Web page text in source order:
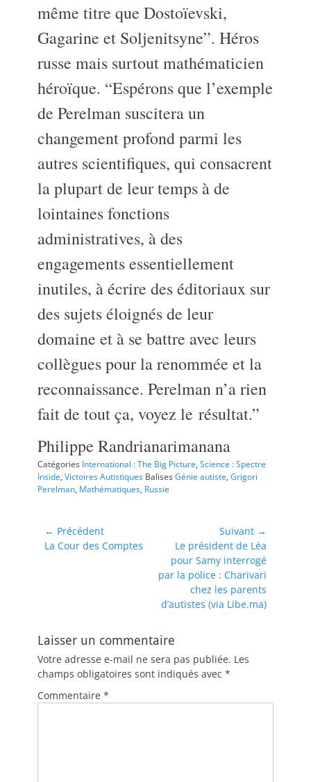
même titre que Dostoïevski,
Gagarine et Soljenitsyne”. Héros
russe mais surtout mathématicien
héroïque. “Espérons que l’exemple
de Perelman suscitera un
changement profond parmi les
autres scientifiques, qui consacrent
la plupart de leur temps à de
lointaines fonctions
administratives, à des
engagements essentiellement
inutiles, à écrire des éditoriaux sur
des sujets éloignés de leur
domaine et à se battre avec leurs
collègues pour la renommée et la
reconnaissance. Perelman n’a rien
fait de tout ça, voyez le résultat.”
Philippe Randrianarimanana
Catégories International : The Big Picture, Science : Spectre
Inside, Victoires Autistiques BalisesGénie autiste, Grigori
Perelman, Mathématiques, Russie
Navigation
de
← Précédent
Article
La Cour des Comptes
Suivant →
Article
suivant :
Le président de Léa
pour Samy interrogé
par la police : Charivari
chez les parents
d’autistes (via Libe.ma)
Laisser un commentaire
Votre adresse e-mail ne sera pas publiée. Les
champs obligatoires sont indiqués avec *
Commentaire *